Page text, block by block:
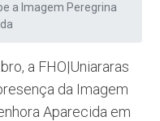
a Imagem Peregrina
a FHO|Uniararas
da Imagem
Aparecida em